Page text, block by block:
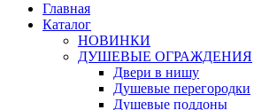
Главная
Каталог
НОВИНКИ
ДУШЕВЫЕ ОГРАЖДЕНИЯ
Двери в нишу
Душевые перегородки
Душевые поддоны